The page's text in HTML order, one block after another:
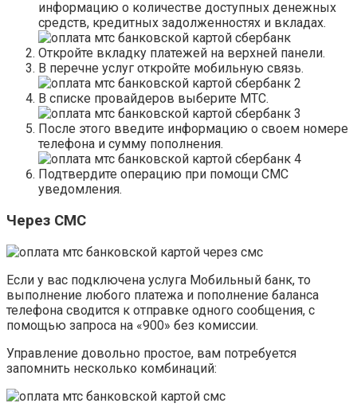
информацию о количестве доступных денежных
средств, кредитных задолженностях и вкладах.
Откройте вкладку платежей на верхней панели.
В перечне услуг откройте мобильную связь.
В списке провайдеров выберите МТС.
После этого введите информацию о своем номере
телефона и сумму пополнения.
Подтвердите операцию при помощи СМС
уведомления.
Через СМС
Если у вас подключена услуга Мобильный банк, то
выполнение любого платежа и пополнение баланса
телефона сводится к отправке одного сообщения, с
помощью запроса на «900» без комиссии.
Управление довольно простое, вам потребуется
запомнить несколько комбинаций: